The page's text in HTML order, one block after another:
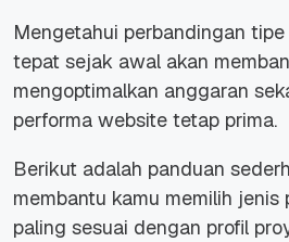
Mengetahui perbandingan tipe
tepat sejak awal akan
mengoptimalkan anggaran
performa website tetap prima.
Berikut adalah panduan
membantu kamu memilih jenis
paling sesuai dengan profil